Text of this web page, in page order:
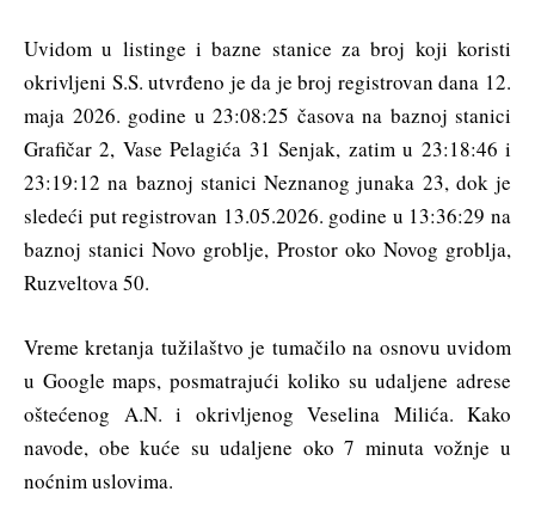
Uvidom u listinge i bazne stanice za broj koji koristi
okrivljeni S.S. utvrđeno je da je broj registrovan dana 12.
maja 2026. godine u 23:08:25 časova na baznoj stanici
Grafičar 2, Vase Pelagića 31 Senjak, zatim u 23:18:46 i
23:19:12 na baznoj stanici Neznanog junaka 23, dok je
sledeći put registrovan 13.05.2026. godine u 13:36:29 na
baznoj stanici Novo groblje, Prostor oko Novog groblja,
Ruzveltova 50.
Vreme kretanja tužilaštvo je tumačilo na osnovu uvidom
u Google maps, posmatrajući koliko su udaljene adrese
oštećenog A.N. i okrivljenog Veselina Milića. Kako
navode, obe kuće su udaljene oko 7 minuta vožnje u
noćnim uslovima.